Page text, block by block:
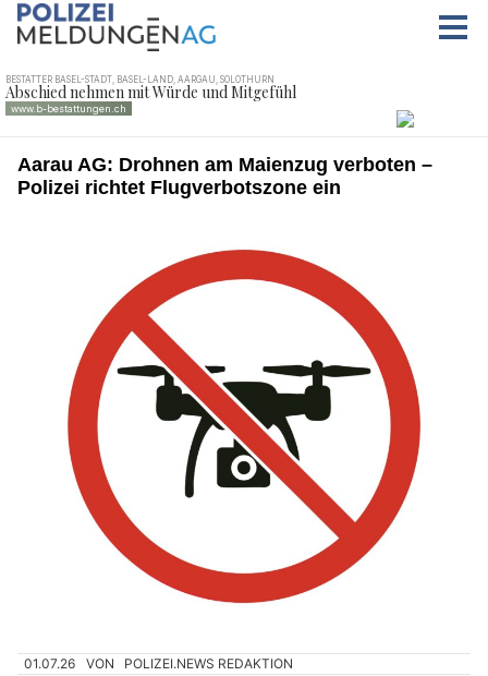
Aarau AG: Drohnen am Maienzug verboten –
Polizei richtet Flugverbotszone ein
01.07.26 VON POLIZEI.NEWS REDAKTION